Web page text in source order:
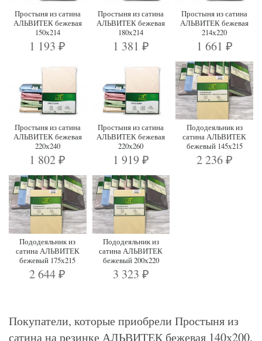
Простыня из сатина
АЛЬВИТЕК бежевая
150х214
1 193₽
Простыня из сатина
АЛЬВИТЕК бежевая
180х214
1 381 ₽
Простыня из сатина
АЛЬВИТЕК бежевая
214х220
1 661 ₽
Простыня из сатина
АЛЬВИТЕК бежевая
220х240
1 802₽
Простыня из сатина
АЛЬВИТЕК бежевая
220х260
1 919 ₽
Пододеяльник из
сатина АЛЬВИТЕК
бежевый 145х215
2 236 ₽
Пододеяльник из
сатина АЛЬВИТЕК
бежевый 175х215
2 644₽
Пододеяльник из
сатина АЛЬВИТЕК
бежевый 200х220
3 323 ₽
Покупатели, которые приобрели Простыня из
сатина на резинке АЛЬВИТЕК бежевая 140х200,